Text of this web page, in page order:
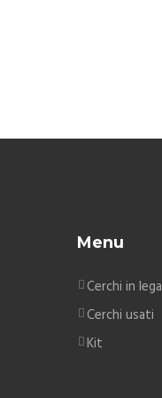
Menu
Cerchi in lega
Cerchi usati
Kit